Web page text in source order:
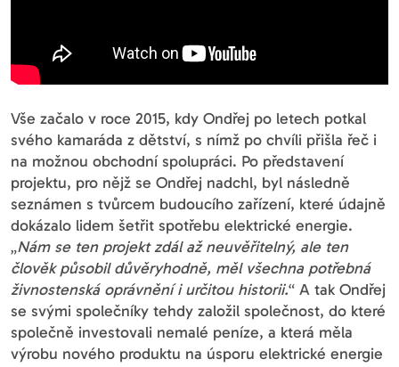
Vše začalo v roce 2015, kdy Ondřej po letech potkal
svého kamaráda z dětství, s nímž po chvíli přišla řeč i
na možnou obchodní spolupráci. Po představení
projektu, pro nějž se Ondřej nadchl, byl následně
seznámen s tvůrcem budoucího zařízení, které údajně
dokázalo lidem šetřit spotřebu elektrické energie.
„Nám se ten projekt zdál až neuvěřitelný, ale ten
člověk působil důvěryhodně, měl všechna potřebná
živnostenská oprávnění i určitou historii.“ A tak Ondřej
se svými společníky tehdy založil společnost, do které
společně investovali nemalé peníze, a která měla
výrobu nového produktu na úsporu elektrické energie